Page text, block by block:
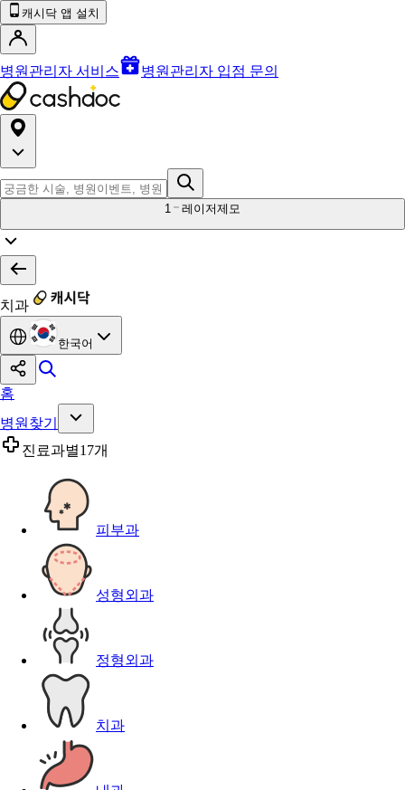
캐시닥 앱 설치
병원관리자 서비스 병원관리자 입점 문의
1 레이저제모
치과
한국어
홈
병원찾기
진료과별17개
피부과
성형외과
정형외과
치과